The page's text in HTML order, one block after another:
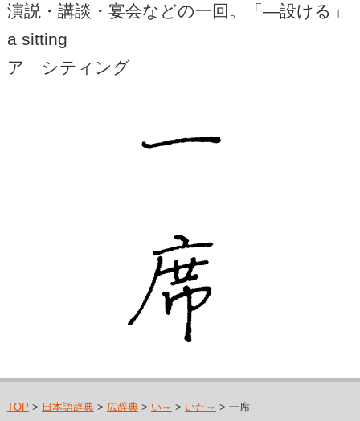
演説・講談・宴会などの一回。「―設ける」
a sitting
ア シティング
TOP > 日本語辞典> 広辞典> い～ > いた～ > 一席